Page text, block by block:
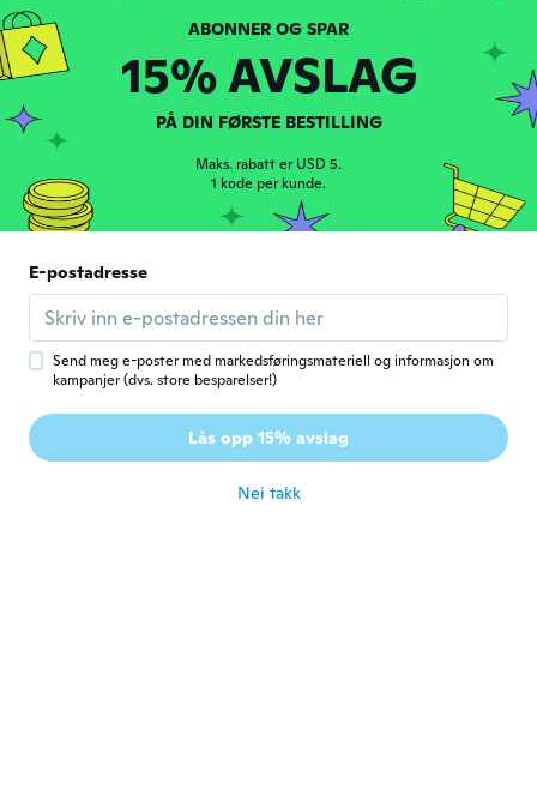
ca. 2 år siden
Scott
Ble med i 2021 ·
connection for it to work and not very
bright and bulb looks small compared to
ca. 2 år siden
S Szabolcs
Ble med i 2015 · 55 omtaler
Roland
Ble med i 2019 · 5 omtaler
15% AVSLAG
PÅ DIN FØRSTE BESTILLING
Maks. rabatt er USD 5.
1 kode per kunde.
E-postadresse
Send meg e-poster med markedsføringsmateriell og informasjon om
kampanjer (dvs. store besparelser!)
Lås opp 15% avslag
Nei takk